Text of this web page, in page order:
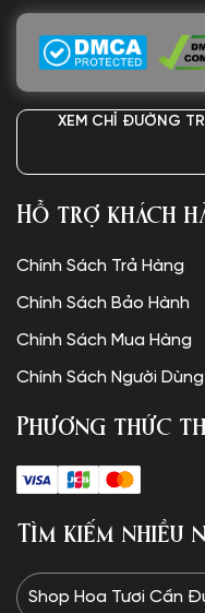
XEM CHỈ ĐƯỜNG
Hỗ trợ khách
Chính Sách Trả Hàng
Chính Sách Bảo Hành
Chính Sách Mua Hàng
Chính Sách Người Dùng
Phương thức
Tìm kiếm nhiều
Shop Hoa Tươi Cần